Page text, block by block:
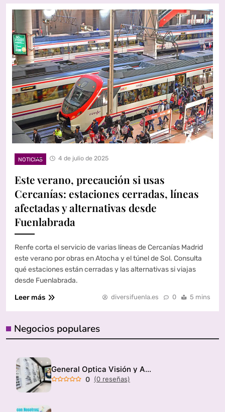
NOTICIAS 4 de julio de 2025
Este verano, precaución si usas
Cercanías: estaciones cerradas, líneas
afectadas y alternativas desde
Fuenlabrada
Renfe corta el servicio de varias líneas de Cercanías Madrid
este verano por obras en Atocha y el túnel de Sol. Consulta
qué estaciones están cerradas y las alternativas si viajas
desde Fuenlabrada.
Leer más
diversifuenla.es 0 5 mins
Negocios populares
General Optica Visión y Audición
0 (0 reseñas)